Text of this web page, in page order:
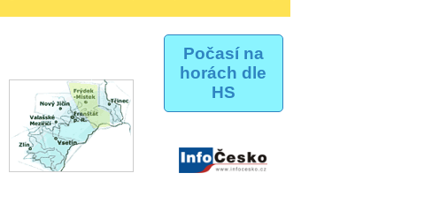
Počasí na
horách dle
HS